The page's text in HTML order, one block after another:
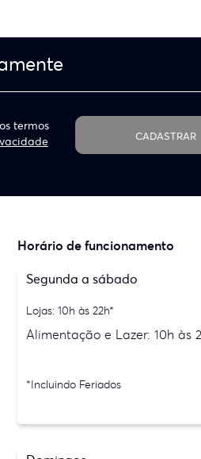
termos
CADASTRAR
Horário de funcionamento
Segunda a sábado
Lojas: 10h às 22h*
Alimentação e Lazer: 10h às
*Incluindo Feriados